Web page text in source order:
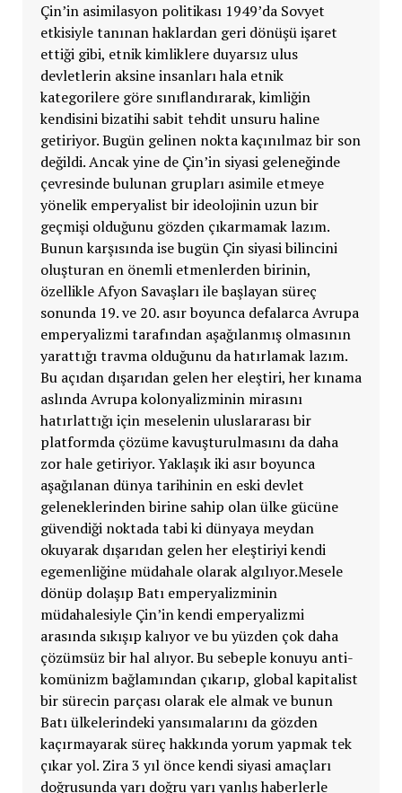
Çin’in asimilasyon politikası 1949’da Sovyet
etkisiyle tanınan haklardan geri dönüşü işaret
ettiği gibi, etnik kimliklere duyarsız ulus
devletlerin aksine insanları hala etnik
kategorilere göre sınıflandırarak, kimliğin
kendisini bizatihi sabit tehdit unsuru haline
getiriyor. Bugün gelinen nokta kaçınılmaz bir son
değildi. Ancak yine de Çin’in siyasi geleneğinde
çevresinde bulunan grupları asimile etmeye
yönelik emperyalist bir ideolojinin uzun bir
geçmişi olduğunu gözden çıkarmamak lazım.
Bunun karşısında ise bugün Çin siyasi bilincini
oluşturan en önemli etmenlerden birinin,
özellikle Afyon Savaşları ile başlayan süreç
sonunda 19. ve 20. asır boyunca defalarca Avrupa
emperyalizmi tarafından aşağılanmış olmasının
yarattığı travma olduğunu da hatırlamak lazım.
Bu açıdan dışarıdan gelen her eleştiri, her kınama
aslında Avrupa kolonyalizminin mirasını
hatırlattığı için meselenin uluslararası bir
platformda çözüme kavuşturulmasını da daha
zor hale getiriyor. Yaklaşık iki asır boyunca
aşağılanan dünya tarihinin en eski devlet
geleneklerinden birine sahip olan ülke gücüne
güvendiği noktada tabi ki dünyaya meydan
okuyarak dışarıdan gelen her eleştiriyi kendi
egemenliğine müdahale olarak algılıyor.Mesele
dönüp dolaşıp Batı emperyalizminin
müdahalesiyle Çin’in kendi emperyalizmi
arasında sıkışıp kalıyor ve bu yüzden çok daha
çözümsüz bir hal alıyor. Bu sebeple konuyu anti-
komünizm bağlamından çıkarıp, global kapitalist
bir sürecin parçası olarak ele almak ve bunun
Batı ülkelerindeki yansımalarını da gözden
kaçırmayarak süreç hakkında yorum yapmak tek
çıkar yol. Zira 3 yıl önce kendi siyasi amaçları
doğrusunda yarı doğru yarı yanlış haberlerle